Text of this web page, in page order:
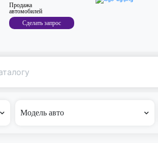
Продажа
автомобилей
Сделать запрос
Модель авто